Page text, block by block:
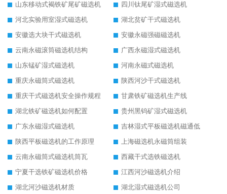
山东移动式褐铁矿尾矿磁选机
四川钛尾矿湿式磁选机
河北实验用室湿式磁选机
湖北贫矿干式磁选机
安徽选大块干式磁选机
安徽永磁强磁磁选机
云南永磁滚筒磁选机结构
广西永磁湿式磁选机
山东锰矿湿式磁选机
河南永磁式磁选机
重庆永磁筒式磁选机
陕西河沙干式磁选机
重庆干式磁选机安全操作规程
甘肃铁矿磁选机生产线
湖北铁矿磁选机如何配置
贵州黑钨矿湿式磁选机
广东永磁湿式磁选机
吉林湿式平板磁选机磁通低
陕西平板磁选机的工作原理
上海磁选机永磁筒组装
云南永磁筒式磁选机筒瓦
西藏干式选铁磁选机
宁夏干选铁矿磁选机价格
江西河沙磁选机介绍
湖北河沙磁选机材质
湖北湿式磁选机公司